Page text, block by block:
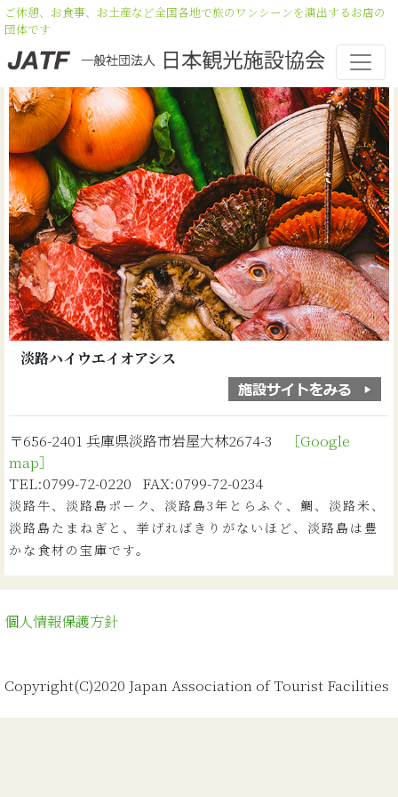
ご休憩、お食事、お土産など全国各地で旅のワンシーンを演出するお店の
団体です
淡路ハイウエイオアシス
〒656-2401 兵庫県淡路市岩屋大林2674-3
［Google
map］
TEL:0799-72-0220 FAX:0799-72-0234
淡路牛、淡路島ポーク、淡路島3年とらふぐ、鯛、淡路米、
淡路島たまねぎと、挙げればきりがないほど、淡路島は豊
かな食材の宝庫です。
投稿ナビゲーション
個人情報保護方針
Copyright(C)2020 Japan Association of Tourist Facilities